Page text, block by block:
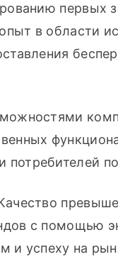
первых
в области
потребителей
с помощью
и успеху на